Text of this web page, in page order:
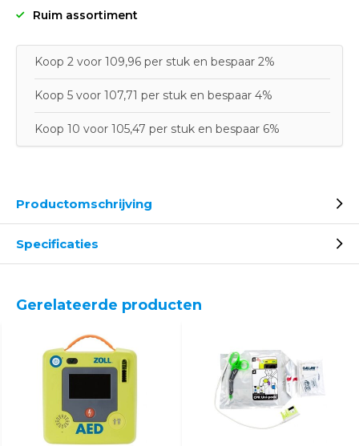
Ruim assortiment
Koop 2 voor 109,96 per stuk en bespaar 2%
Koop 5 voor 107,71 per stuk en bespaar 4%
Koop 10 voor 105,47 per stuk en bespaar 6%
Productomschrijving
Specificaties
Gerelateerde producten